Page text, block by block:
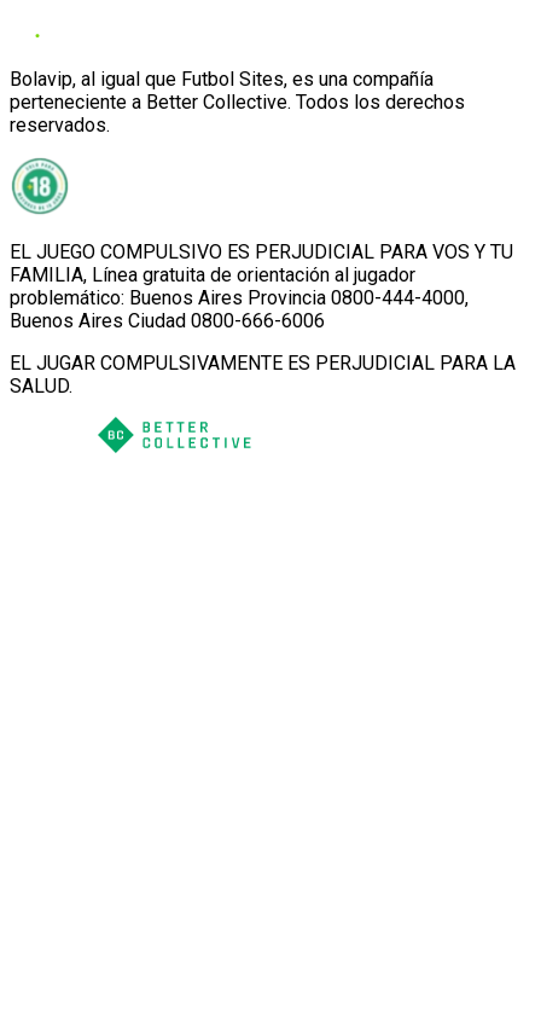
Bolavip, al igual que Futbol Sites, es una compañía
perteneciente a Better Collective. Todos los derechos
reservados.
EL JUEGO COMPULSIVO ES PERJUDICIAL PARA VOS Y TU
FAMILIA, Línea gratuita de orientación al jugador
problemático: Buenos Aires Provincia 0800-444-4000,
Buenos Aires Ciudad 0800-666-6006
EL JUGAR COMPULSIVAMENTE ES PERJUDICIAL PARA LA
SALUD.